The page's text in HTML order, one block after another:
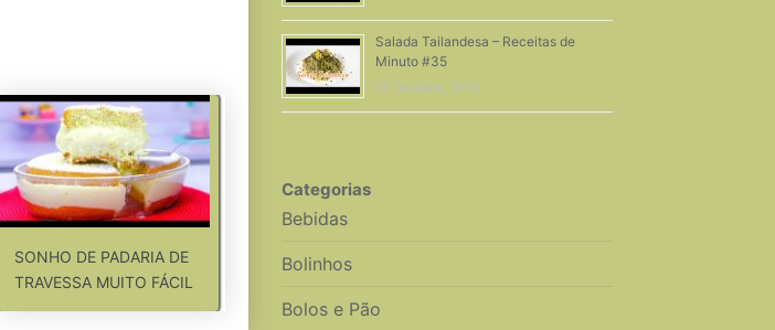
SONHO DE PADARIA DE
TRAVESSA MUITO FÁCIL
Salada Tailandesa – Receitas de
Minuto #35
13 Fevereiro, 2012
Categorias
Bebidas
Bolinhos
Bolos e Pão